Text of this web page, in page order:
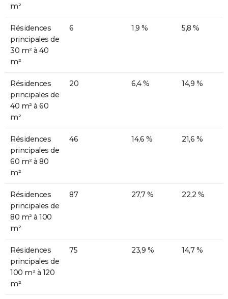
m²
Résidences
principales de
30 m² à 40
m²
6 1,9 % 5,8 %
Résidences
principales de
40 m² à 60
m²
20 6,4 % 14,9 %
Résidences
principales de
60 m² à 80
m²
46 14,6 % 21,6 %
Résidences
principales de
80 m² à 100
m²
87 27,7 % 22,2 %
Résidences
principales de
100 m² à 120
m²
75 23,9 % 14,7 %